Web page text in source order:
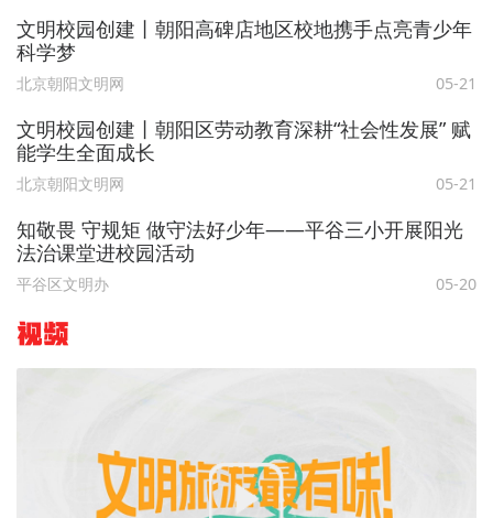
文明校园创建丨朝阳高碑店地区校地携手点亮青少年
科学梦
北京朝阳文明网 05-21
文明校园创建丨朝阳区劳动教育深耕“社会性发展” 赋
能学生全面成长
北京朝阳文明网 05-21
知敬畏 守规矩 做守法好少年——平谷三小开展阳光
法治课堂进校园活动
平谷区文明办 05-20
视频